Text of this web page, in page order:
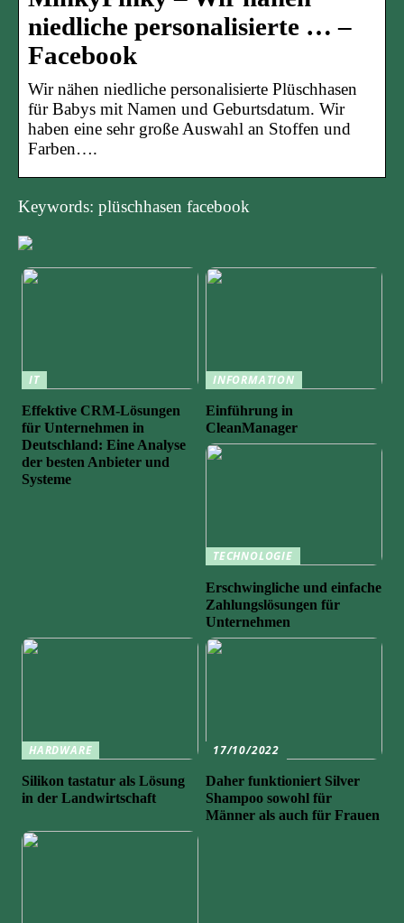
niedliche personalisierte … –
Facebook
Wir nähen niedliche personalisierte Plüschhasen
für Babys mit Namen und Geburtsdatum. Wir
haben eine sehr große Auswahl an Stoffen und
Farben….
Keywords: plüschhasen facebook
IT
Effektive CRM-Lösungen
für Unternehmen in
Deutschland: Eine Analyse
der besten Anbieter und
Systeme
INFORMATION
Einführung in
CleanManager
TECHNOLOGIE
Erschwingliche und einfache
Zahlungslösungen für
Unternehmen
HARDWARE
Silikon tastatur als Lösung
in der Landwirtschaft
17/10/2022
Daher funktioniert Silver
Shampoo sowohl für
Männer als auch für Frauen